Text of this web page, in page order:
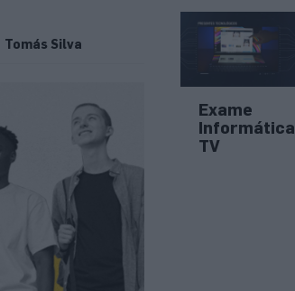
Tomás Silva
Exame
Informática
TV